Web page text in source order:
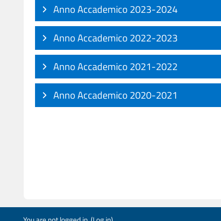
Anno Accademico 2023-2024
Anno Accademico 2022-2023
Anno Accademico 2021-2022
Anno Accademico 2020-2021